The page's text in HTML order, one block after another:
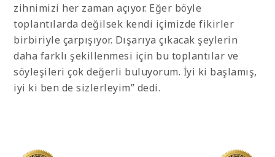
zihnimizi her zaman açıyor. Eğer böyle
toplantılarda değilsek kendi içimizde fikirler
birbiriyle çarpışıyor. Dışarıya çıkacak şeylerin
daha farklı şekillenmesi için bu toplantılar ve
söyleşileri çok değerli buluyorum. İyi ki başlamış,
iyi ki ben de sizlerleyim” dedi.